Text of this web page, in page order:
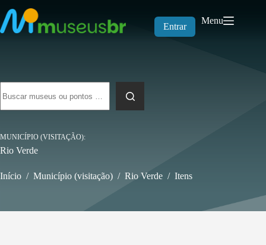
para
o
conteúdo
Entrar
Menu
resultados
MUNICÍPIO (VISITAÇÃO)
Rio Verde
Início / Município (visitação) / Rio Verde / Itens